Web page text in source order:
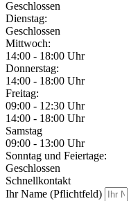
Geschlossen
Dienstag:
Geschlossen
Mittwoch:
14:00 - 18:00 Uhr
Donnerstag:
14:00 - 18:00 Uhr
Freitag:
09:00 - 12:30 Uhr
14:00 - 18:00 Uhr
Samstag
09:00 - 13:00 Uhr
Sonntag und Feiertage:
Geschlossen
Schnellkontakt
Ihr Name (Pflichtfeld)